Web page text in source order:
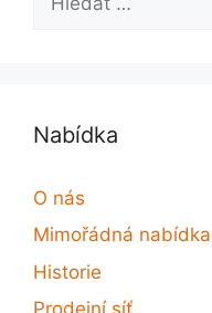
Nabídka
O nás
Mimořádná nabídka
Historie
Prodejní síť